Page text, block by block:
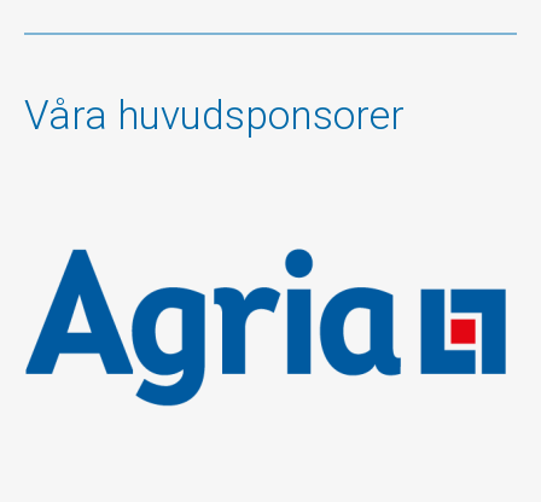
Våra huvudsponsorer